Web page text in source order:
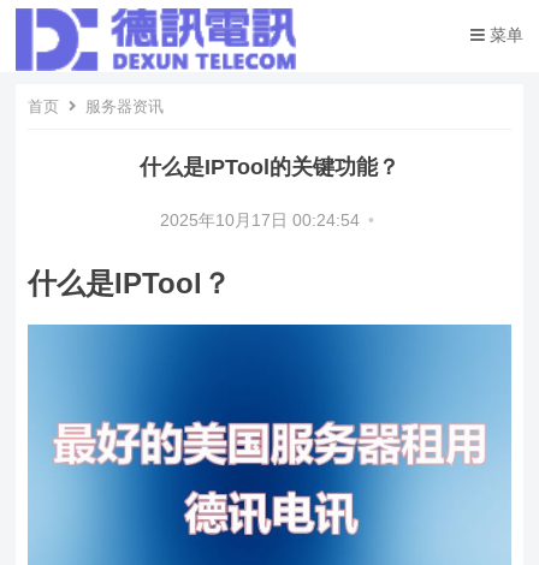
菜单
首页 服务器资讯
什么是IPTool的关键功能？
2025年10月17日 00:24:54 •
什么是IPTool？